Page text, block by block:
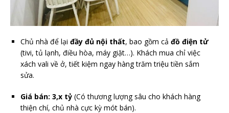
Chủ nhà để lại đầy đủ nội thất, bao gồm cả đồ điện tử
(tivi, tủ lạnh, điều hòa, máy giặt…). Khách mua chỉ việc
xách vali về ở, tiết kiệm ngay hàng trăm triệu tiền sắm
sửa.
Giá bán: 3,x tỷ (Có thương lượng sâu cho khách hàng
thiện chí, chủ nhà cực kỳ mót bán).